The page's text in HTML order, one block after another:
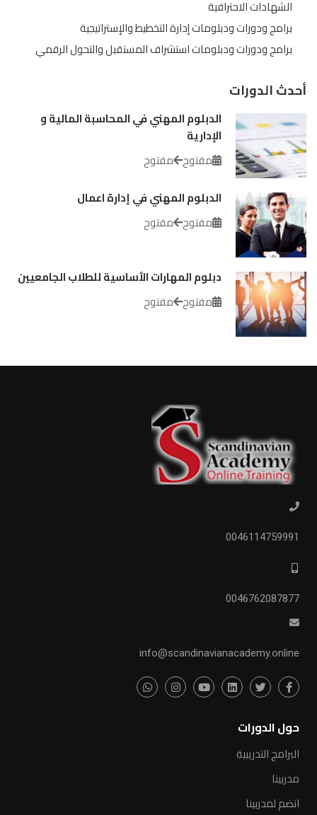
الشهادات الاحترافية
برامج ودورات ودبلومات إدارة التخطيط والإستراتيجية
برامج ودورات ودبلومات استشراف المستقبل والتحول الرقمي
أحدث الدورات
الدبلوم المهني في المحاسبة المالية و
الإدارية
مفتوح مفتوح
الدبلوم المهني في إدارة اعمال
مفتوح مفتوح
دبلوم المهارات الأساسية للطلاب الجامعيين
مفتوح مفتوح
0046114759991
0046762087877
info@scandinavianacademy.online
حول الدورات
البرامج التدريبية
مدربينا
انضم لمدربينا